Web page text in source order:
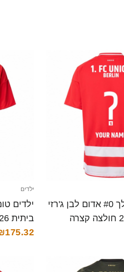
ילדים השם שלך #0 אדום לבן ג'רזי
ילדים
ביתית 2025/26 חולצה קצרה